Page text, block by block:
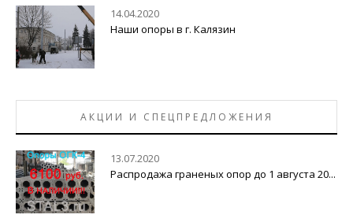
14.04.2020
Наши опоры в г. Калязин
АКЦИИ И СПЕЦПРЕДЛОЖЕНИЯ
13.07.2020
Распродажа граненых опор до 1 августа 20...